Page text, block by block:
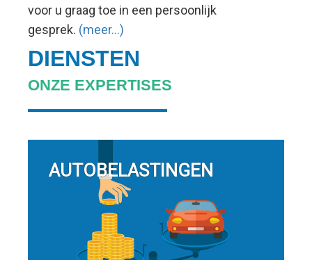
voor u graag toe in een persoonlijk
gesprek. (meer…)
DIENSTEN
ONZE EXPERTISES
AUTOBELASTINGEN